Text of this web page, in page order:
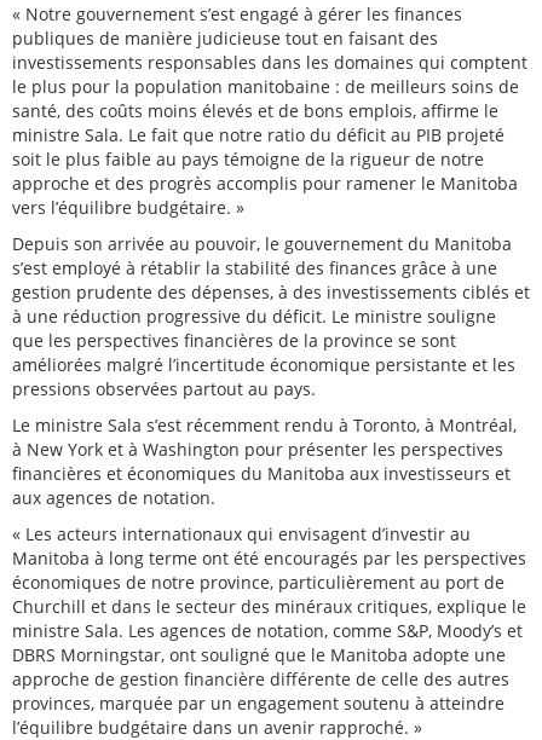
« Notre gouvernement s’est engagé à gérer les finances
publiques de manière judicieuse tout en faisant des
investissements responsables dans les domaines qui comptent
le plus pour la population manitobaine : de meilleurs soins de
santé, des coûts moins élevés et de bons emplois, affirme le
ministre Sala. Le fait que notre ratio du déficit au PIB projeté
soit le plus faible au pays témoigne de la rigueur de notre
approche et des progrès accomplis pour ramener le Manitoba
vers l’équilibre budgétaire. »
Depuis son arrivée au pouvoir, le gouvernement du Manitoba
s’est employé à rétablir la stabilité des finances grâce à une
gestion prudente des dépenses, à des investissements ciblés et
à une réduction progressive du déficit. Le ministre souligne
que les perspectives financières de la province se sont
améliorées malgré l’incertitude économique persistante et les
pressions observées partout au pays.
Le ministre Sala s’est récemment rendu à Toronto, à Montréal,
à New York et à Washington pour présenter les perspectives
financières et économiques du Manitoba aux investisseurs et
aux agences de notation.
« Les acteurs internationaux qui envisagent d’investir au
Manitoba à long terme ont été encouragés par les perspectives
économiques de notre province, particulièrement au port de
Churchill et dans le secteur des minéraux critiques, explique le
ministre Sala. Les agences de notation, comme S&P, Moody’s et
DBRS Morningstar, ont souligné que le Manitoba adopte une
approche de gestion financière différente de celle des autres
provinces, marquée par un engagement soutenu à atteindre
l’équilibre budgétaire dans un avenir rapproché. »